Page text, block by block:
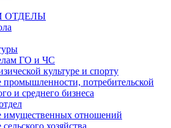
ОТДЕЛЫ
ГО и ЧС
культуре и спорту
промышленности, потребительской
и среднего бизнеса
имущественных отношений
хозяйства